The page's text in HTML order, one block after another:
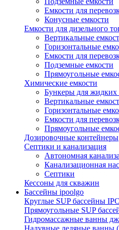
Емкости для
Конусные емкости
Емкости для дизельного
Вертикальные
Горизонтальные
Емкости для
Подземные емкости
Прямоугольные
Химические емкости
Бункеры для жидких
Вертикальные
Горизонтальные
Емкости для
Прямоугольные
Дозировочные контейнеры
Септики и канализация
Автономная
Канализационная
Септики
Кессоны для скважин
Бассейны ipoolgo
Круглые SUP бассейны
Прямоугольные SUP
Гидромассажные ванны
Надувные ледяные ванны